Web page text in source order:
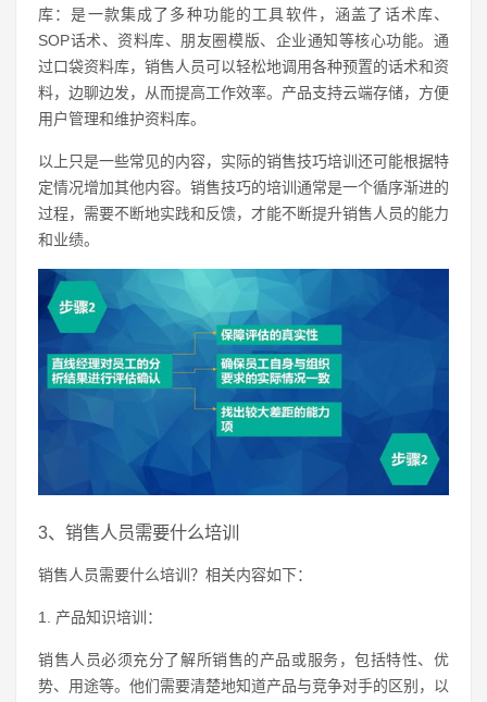
库：是一款集成了多种功能的工具软件，涵盖了话术库、
SOP话术、资料库、朋友圈模版、企业通知等核心功能。通
过口袋资料库，销售人员可以轻松地调用各种预置的话术和资
料，边聊边发，从而提高工作效率。产品支持云端存储，方便
用户管理和维护资料库。
以上只是一些常见的内容，实际的销售技巧培训还可能根据特
定情况增加其他内容。销售技巧的培训通常是一个循序渐进的
过程，需要不断地实践和反馈，才能不断提升销售人员的能力
和业绩。
3、销售人员需要什么培训
销售人员需要什么培训？相关内容如下：
1. 产品知识培训：
销售人员必须充分了解所销售的产品或服务，包括特性、优
势、用途等。他们需要清楚地知道产品与竞争对手的区别，以